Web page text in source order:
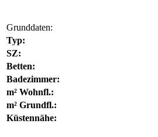
Grunddaten:
Typ:
SZ:
Betten:
Badezimmer:
m² Wohnfl.:
m² Grundfl.:
Küstennähe: